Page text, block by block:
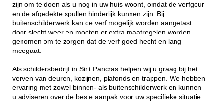
zijn om te doen als u nog in uw huis woont, omdat de verfgeur
en de afgedekte spullen hinderlijk kunnen zijn. Bij
buitenschilderwerk kan de verf mogelijk worden aangetast
door slecht weer en moeten er extra maatregelen worden
genomen om te zorgen dat de verf goed hecht en lang
meegaat.
Als schildersbedrijf in Sint Pancras helpen wij u graag bij het
verven van deuren, kozijnen, plafonds en trappen. We hebben
ervaring met zowel binnen- als buitenschilderwerk en kunnen
u adviseren over de beste aanpak voor uw specifieke situatie.